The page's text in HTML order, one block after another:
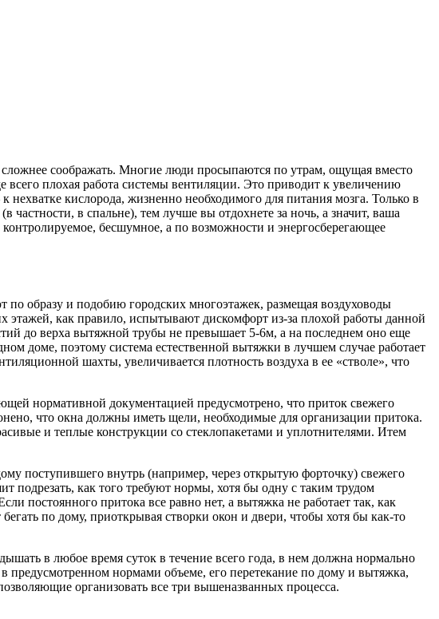
соображать. Многие люди просыпаются по утрам, ощущая вместо
плохая работа системы вентиляции. Это приводит к увеличению
кислорода, жизненно необходимого для питания мозга. Только в
в спальне), тем лучше вы отдохнете за ночь, а значит, ваша
бесшумное, а по возможности и энергосберегающее
по образу и подобию городских многоэтажек, размещая воздуховоды
этажей, как правило, испытывают дискомфорт из-за плохой работы данной
до верха вытяжной трубы не превышает 5-6м, а на последнем оно еще
доме, поэтому система естественной вытяжки в лучшем случае работает
шахты, увеличивается плотность воздуха в ее «стволе», что
нормативной документацией предусмотрено, что приток свежего
что окна должны иметь щели, необходимые для организации притока.
и теплые конструкции со стеклопакетами и уплотнителями. Итем
поступившего внутрь (например, через открытую форточку) свежего
подрезать, как того требуют нормы, хотя бы одну с таким трудом
постоянного притока все равно нет, а вытяжка не работает так, как
по дому, приоткрывая створки окон и двери, чтобы хотя бы как-то
в любое время суток в течение всего года, в нем должна нормально
предусмотренном нормами объеме, его перетекание по дому и вытяжка,
организовать все три вышеназванных процесса.